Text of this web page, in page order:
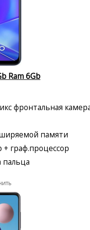
Ram 6Gb
фронтальная
памяти
граф.процессор
пальца